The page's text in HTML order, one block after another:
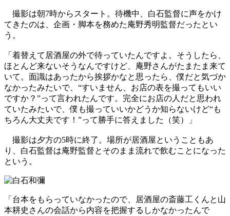
撮影は朝7時からスタート。待機中、白石監督に声をかけ
てきたのは、企画・脚本を務めた庵野秀明監督だったとい
う。
「着替えて居酒屋の外で待っていたんですよ。そうしたら、
ほとんど来ないそうなんですけど、庵野さんがたまたま来て
いて。面識はあったから挨拶かなと思ったら、僕だと気づか
なかったみたいで、“すいません、お店の表を撮ってもいい
ですか？”って言われたんです。完全にお店の人だと思われ
ていたみたいで、僕も撮っていいかどうか知らないけど“も
ちろん大丈夫です！”って勝手に答えました（笑）」
撮影は夕方の5時に終了。場所が居酒屋ということもあ
り、白石監督は庵野監督とそのまま流れで飲むことになった
という。
「台本をもらっていなかったので、居酒屋の斎藤工くんと山
本耕史さんの会話から内容を把握するしかなかったんで